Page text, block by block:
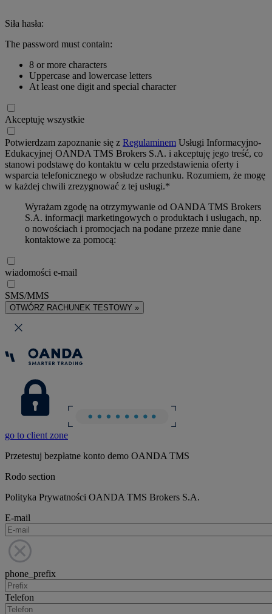
Siła hasła:
The password must contain:
8 or more characters
Uppercase and lowercase letters
At least one digit and special character
Akceptuję wszystkie
Potwierdzam zapoznanie się z Regulaminem Usługi Informacyjno-
Edukacyjnej OANDA TMS Brokers S.A. i akceptuję jego treść, co
stanowi podstawę do kontaktu w celu przedstawienia oferty i
wsparcia telefonicznego w obsłudze rachunku. Rozumiem, że mogę
w każdej chwili zrezygnować z tej usługi.*
Wyrażam zgodę na otrzymywanie od OANDA TMS Brokers
S.A. informacji marketingowych o produktach i usługach, np.
o nowościach i promocjach na podane przeze mnie dane
kontaktowe za pomocą:
wiadomości e-mail
SMS/MMS
OTWÓRZ RACHUNEK TESTOWY »
go to client zone
Przetestuj bezpłatne konto demo OANDA TMS
Rodo section
Polityka Prywatności OANDA TMS Brokers S.A.
E-mail
phone_prefix
Telefon